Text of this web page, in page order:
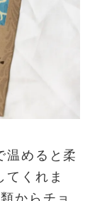
温めると柔
てくれま